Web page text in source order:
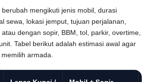
mengikuti jenis mobil, durasi
sewa, lokasi jemput, tujuan perjalanan,
dengan sopir, BBM, tol, parkir, overtime,
Tabel berikut adalah estimasi awal agar
armada.